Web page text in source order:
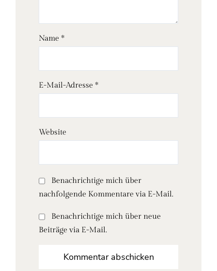
Name *
E-Mail-Adresse *
Website
Benachrichtige mich über
nachfolgende Kommentare via E-Mail.
Benachrichtige mich über neue
Beiträge via E-Mail.